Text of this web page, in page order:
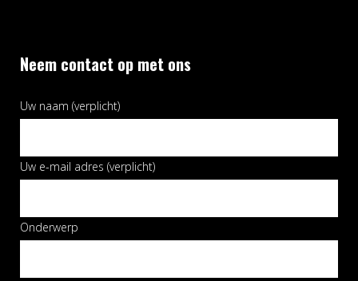
Neem contact op met ons
Uw naam (verplicht)
Uw e-mail adres (verplicht)
Onderwerp